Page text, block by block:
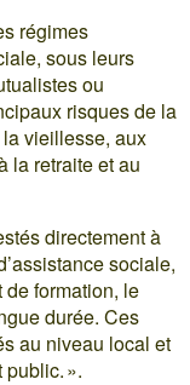
régimes
sous leurs
ou
risques de la
vieillesse, aux
la retraite et au
directement à
sociale,
de formation, le
durée. Ces
au niveau local et
».